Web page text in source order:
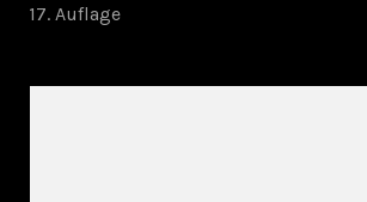
17. Auflage